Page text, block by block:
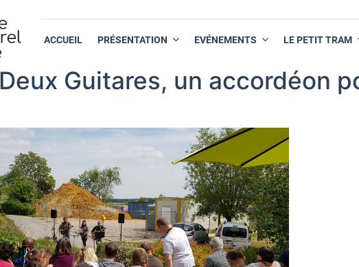
ACCUEIL PRÉSENTATION EVÉNEMENTS LE PETIT TRAM
Deux Guitares, un accordéon